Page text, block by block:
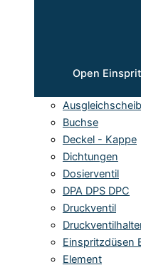
Open
Buchse
Deckel - Kappe
Dichtungen
Dosierventil
DPA DPS DPC
Druckventil
Einspritzdüsen
Element